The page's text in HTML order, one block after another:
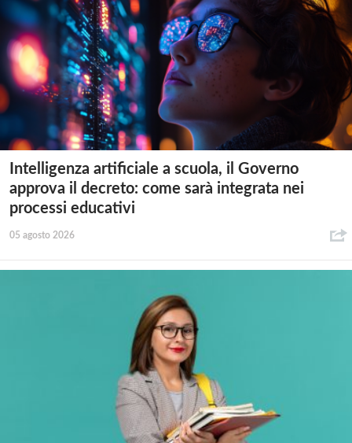
Intelligenza artificiale a scuola, il Governo
approva il decreto: come sarà integrata nei
processi educativi
05 agosto 2026